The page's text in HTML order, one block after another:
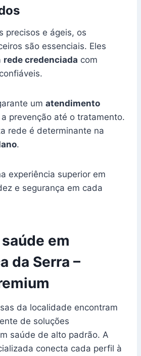
precisos e ágeis, os
são essenciais. Eles
rede credenciada com
um atendimento
prevenção até o tratamento.
rede é determinante na
.
experiência superior em
e segurança em cada
em
da Serra –
da localidade encontram
de soluções
saúde de alto padrão. A
conecta cada perfil à